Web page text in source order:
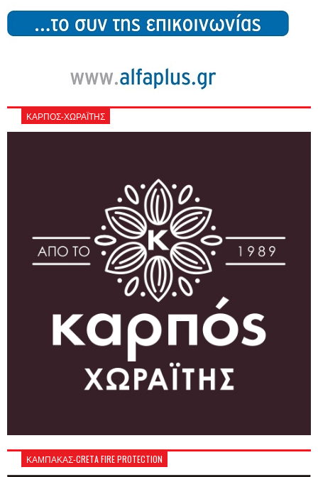
ΚΑΡΠΟΣ-ΧΩΡΑΪΤΗΣ
ΚΑΜΠΑΚΑΣ-CRETA FIRE PROTECTION